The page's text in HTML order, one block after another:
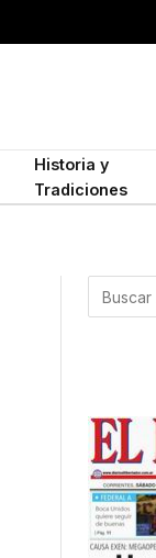
Historia y
Tradiciones